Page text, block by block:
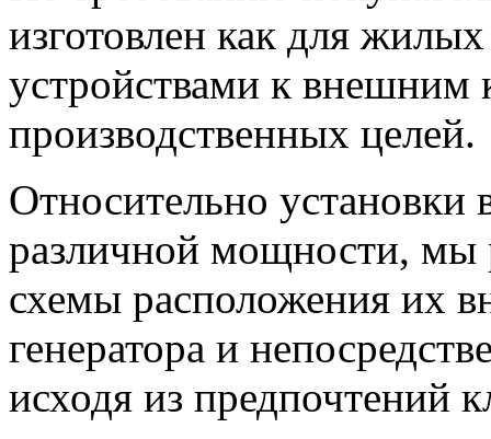
изготовлен как для
устройствами к внешним
производственных целей.
Относительно установки
различной мощности, мы
схемы расположения их
генератора и
исходя из предпочтений